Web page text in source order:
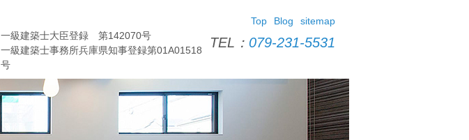
sitemap
Blog
Top
TEL： 079-231-5531
一級建築士大臣登録 第142070号
一級建築士事務所兵庫県知事登録第01A01518
号